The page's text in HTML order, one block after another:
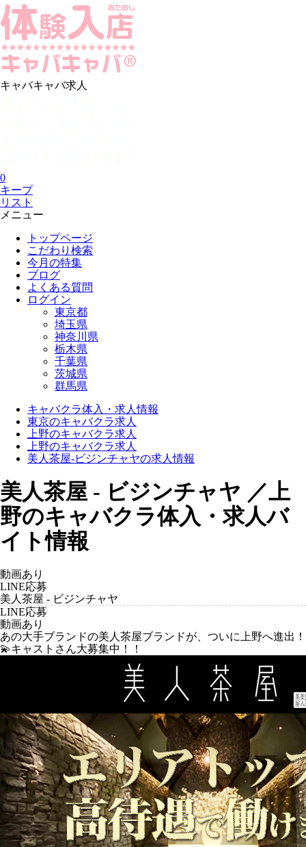
キャバキャバ求人
0
キープ
リスト
メニュー
トップページ
こだわり検索
今月の特集
ブログ
よくある質問
ログイン
東京都
埼玉県
神奈川県
栃木県
千葉県
茨城県
群馬県
キャバクラ体入・求人情報
東京のキャバクラ求人
上野のキャバクラ求人
上野のキャバクラ求人
美人茶屋-ビジンチャヤの求人情報
美人茶屋 - ビジンチャヤ ／上
野のキャバクラ体入・求人バ
イト情報
動画あり
LINE応募
美人茶屋 - ビジンチャヤ
LINE応募
動画あり
あの大手ブランドの美人茶屋ブランドが、ついに上野へ進出！
💫キャストさん大募集中！！